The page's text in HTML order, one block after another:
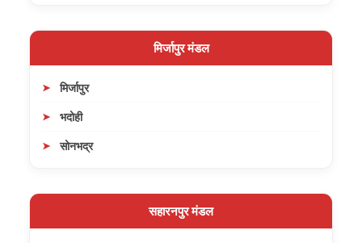
मिर्जापुर मंडल
मिर्जापुर
भदोही
सोनभद्र
सहारनपुर मंडल